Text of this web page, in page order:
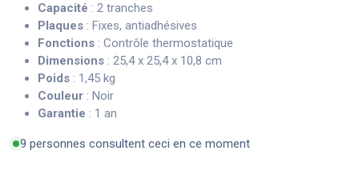
Capacité : 2 tranches
Plaques : Fixes, antiadhésives
Fonctions : Contrôle thermostatique
Dimensions : 25,4 x 25,4 x 10,8 cm
Poids : 1,45 kg
Couleur : Noir
Garantie : 1 an
9 personnes consultent ceci en ce moment